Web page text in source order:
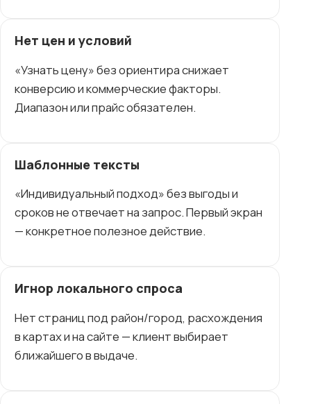
Нет цен и условий
«Узнать цену» без ориентира снижает
конверсию и коммерческие факторы.
Диапазон или прайс обязателен.
Шаблонные тексты
«Индивидуальный подход» без выгоды и
сроков не отвечает на запрос. Первый экран
— конкретное полезное действие.
Игнор локального спроса
Нет страниц под район/город, расхождения
в картах и на сайте — клиент выбирает
ближайшего в выдаче.